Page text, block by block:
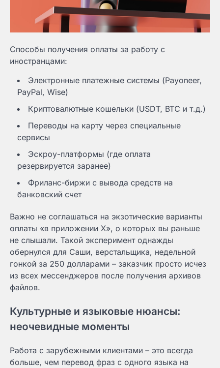
Способы получения оплаты за работу с
иностранцами:
Электронные платежные системы (Payoneer,
PayPal, Wise)
Криптовалютные кошельки (USDT, BTC и т.д.)
Переводы на карту через специальные
сервисы
Эскроу-платформы (где оплата
резервируется заранее)
Фриланс-биржи с вывода средств на
банковский счет
Важно не соглашаться на экзотические варианты
оплаты «в приложении X», о которых вы раньше
не слышали. Такой эксперимент однажды
обернулся для Саши, верстальщика, недельной
гонкой за 250 долларами – заказчик просто исчез
из всех мессенджеров после получения архивов
файлов.
Культурные и языковые нюансы:
неочевидные моменты
Работа с зарубежными клиентами – это всегда
больше, чем перевод фраз с одного языка на